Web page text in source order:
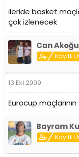
ileride basket
çok izlenecek
Can
Kayıtlı
13 Eki 2009
Eurocup
Bayram
Kayıtlı